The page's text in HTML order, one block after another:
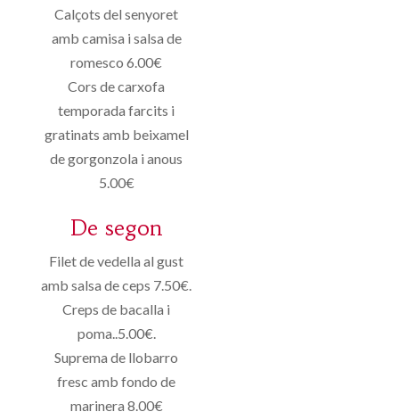
Calçots del senyoret
amb camisa i salsa de
romesco 6.00€
Cors de carxofa
temporada farcits i
gratinats amb beixamel
de gorgonzola i anous
5.00€
De segon
Filet de vedella al gust
amb salsa de ceps 7.50€.
Creps de bacalla i
poma..5.00€.
Suprema de llobarro
fresc amb fondo de
marinera 8.00€